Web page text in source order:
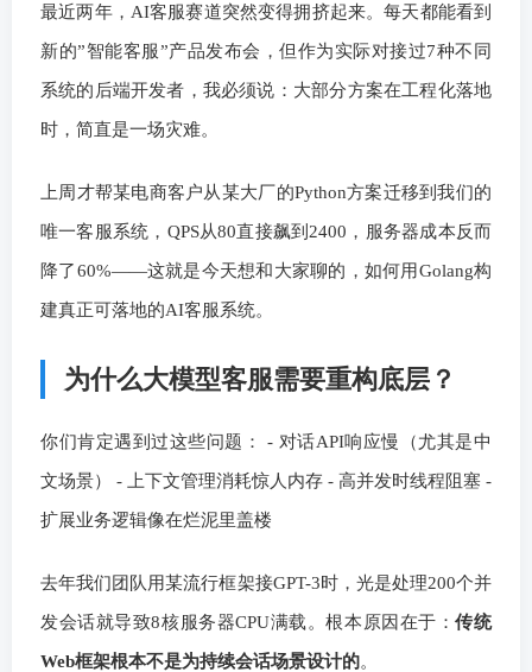
最近两年，AI客服赛道突然变得拥挤起来。每天都能看到
新的”智能客服”产品发布会，但作为实际对接过7种不同
系统的后端开发者，我必须说：大部分方案在工程化落地
时，简直是一场灾难。
上周才帮某电商客户从某大厂的Python方案迁移到我们的
唯一客服系统，QPS从80直接飙到2400，服务器成本反而
降了60%——这就是今天想和大家聊的，如何用Golang构
建真正可落地的AI客服系统。
为什么大模型客服需要重构底层？
你们肯定遇到过这些问题： - 对话API响应慢（尤其是中
文场景） - 上下文管理消耗惊人内存 - 高并发时线程阻塞 -
扩展业务逻辑像在烂泥里盖楼
去年我们团队用某流行框架接GPT-3时，光是处理200个并
发会话就导致8核服务器CPU满载。根本原因在于：传统
Web框架根本不是为持续会话场景设计的。